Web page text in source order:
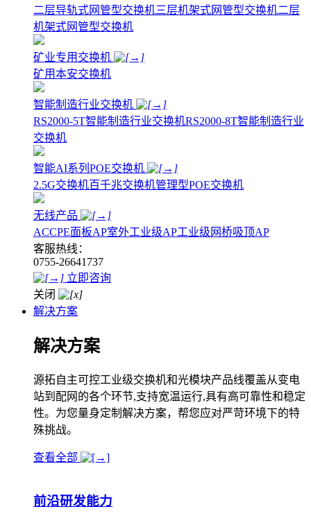
二层导轨式网管型交换机三层机架式网管型交换机二层
机架式网管型交换机
矿业专用交换机
矿用本安交换机
智能制造行业交换机
RS2000-5T智能制造行业交换机RS2000-8T智能制造行业
交换机
智能AI系列POE交换机
2.5G交换机百千兆交换机管理型POE交换机
无线产品
ACCPE面板AP室外工业级AP工业级网桥吸顶AP
客服热线：
0755-26641737
立即咨询
关闭
解决方案
解决方案
源拓自主可控工业级交换机和光模块产品线覆盖从变电
站到配网的各个环节,支持宽温运行,具有高可靠性和稳定
性。为您量身定制解决方案，帮您应对严苛环境下的特
殊挑战。
查看全部
前沿研发能力